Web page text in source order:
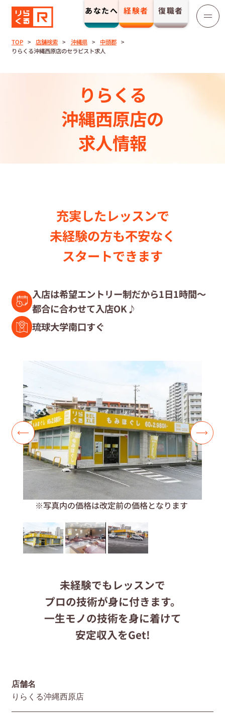
あなたへ 経験者 復職者
りらくる
セラピスト募集
セラピストストーリー⼀覧
収⼊とサポート
トレーニングセンター一覧
セラピスト募集中の店舗検索
復職セラピスト募集
コラム一覧
よくあるご質問
応募する
りらくるサイト
TOP 店舗検索 沖縄県
中頭郡
りらくる沖縄西原店のセラピスト求人
りらくる
沖縄西原店の
求人情報
充実したレッスンで
未経験の⽅も不安なく
スタートできます
入店は希望エントリー制だから1日1時間～
都合に合わせて入店OK♪
琉球大学南口すぐ
※写真内の価格は改定前の価格となります
未経験でもレッスンで
プロの技術が身に付きます。
一生モノの技術を身に着けて
安定収入をGet!
店舗名
りらくる沖縄西原店